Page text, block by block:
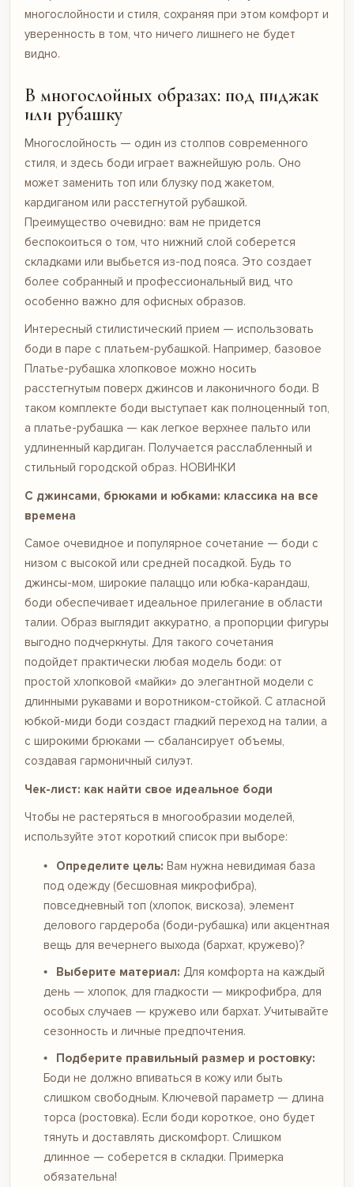
многослойности и стиля, сохраняя при этом комфорт и
уверенность в том, что ничего лишнего не будет
видно.
В многослойных образах: под пиджак
или рубашку
Многослойность — один из столпов современного
стиля, и здесь боди играет важнейшую роль. Оно
может заменить топ или блузку под жакетом,
кардиганом или расстегнутой рубашкой.
Преимущество очевидно: вам не придется
беспокоиться о том, что нижний слой соберется
складками или выбьется из-под пояса. Это создает
более собранный и профессиональный вид, что
особенно важно для офисных образов.
Интересный стилистический прием — использовать
боди в паре с платьем-рубашкой. Например, базовое
Платье-рубашка хлопковое можно носить
расстегнутым поверх джинсов и лаконичного боди. В
таком комплекте боди выступает как полноценный топ,
а платье-рубашка — как легкое верхнее пальто или
удлиненный кардиган. Получается расслабленный и
стильный городской образ. НОВИНКИ
С джинсами, брюками и юбками: классика на все
времена
Самое очевидное и популярное сочетание — боди с
низом с высокой или средней посадкой. Будь то
джинсы-мом, широкие палаццо или юбка-карандаш,
боди обеспечивает идеальное прилегание в области
талии. Образ выглядит аккуратно, а пропорции фигуры
выгодно подчеркнуты. Для такого сочетания
подойдет практически любая модель боди: от
простой хлопковой «майки» до элегантной модели с
длинными рукавами и воротником-стойкой. С атласной
юбкой-миди боди создаст гладкий переход на талии, а
с широкими брюками — сбалансирует объемы,
создавая гармоничный силуэт.
Чек-лист: как найти свое идеальное боди
Чтобы не растеряться в многообразии моделей,
используйте этот короткий список при выборе:
Определите цель: Вам нужна невидимая база
под одежду (бесшовная микрофибра),
повседневный топ (хлопок, вискоза), элемент
делового гардероба (боди-рубашка) или акцентная
вещь для вечернего выхода (бархат, кружево)?
Выберите материал: Для комфорта на каждый
день — хлопок, для гладкости — микрофибра, для
особых случаев — кружево или бархат. Учитывайте
сезонность и личные предпочтения.
Подберите правильный размер и ростовку:
Боди не должно впиваться в кожу или быть
слишком свободным. Ключевой параметр — длина
торса (ростовка). Если боди короткое, оно будет
тянуть и доставлять дискомфорт. Слишком
длинное — соберется в складки. Примерка
обязательна!